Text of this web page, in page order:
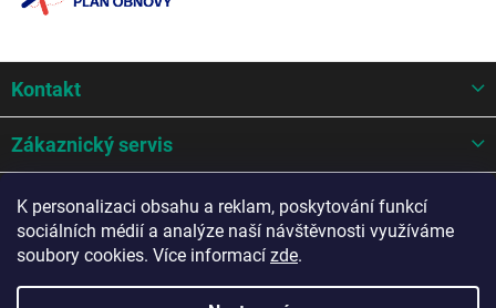
K personalizaci obsahu a reklam, poskytování funkcí
sociálních médií a analýze naší návštěvnosti využíváme
soubory cookies. Více informací zde.
p
t
Kontakt
Zákaznický servis
Mohlo by se hodit
Potřebujete poradit?